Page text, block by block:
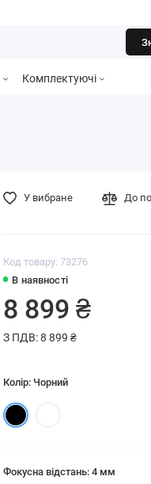
Комплектуючі
Код товару: 73276
В наявності
8 899 ₴
З ПДВ: 8 899 ₴
Колір: Чорний
Фокусна відстань: 4 мм
У вибране До